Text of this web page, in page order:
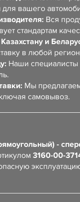
вашего
Вся
стандартам
и
в любой
Наши специалисты
Мы
самовывоз.
-
3160-00-